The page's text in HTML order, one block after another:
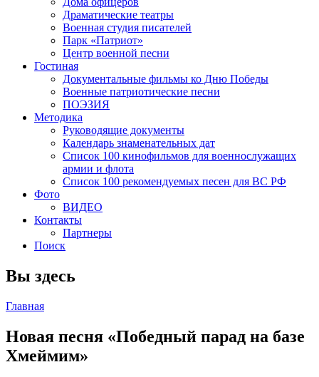
Драматические театры
Военная студия писателей
Парк «Патриот»
Центр военной песни
Гостиная
Документальные фильмы ко Дню Победы
Военные патриотические песни
ПОЭЗИЯ
Методика
Руководящие документы
Календарь знаменательных дат
Список 100 кинофильмов для военнослужащих
армии и флота
Список 100 рекомендуемых песен для ВС РФ
Фото
ВИДЕО
Контакты
Партнеры
Поиск
Вы здесь
Главная
Новая песня «Победный парад на базе
Хмеймим»